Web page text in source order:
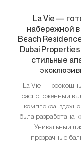
La Vie —
набережной
Beach
Dubai
стильные
La Vie —
расположенный в
комплекса,
была разработана
Уникальный
прозрачные